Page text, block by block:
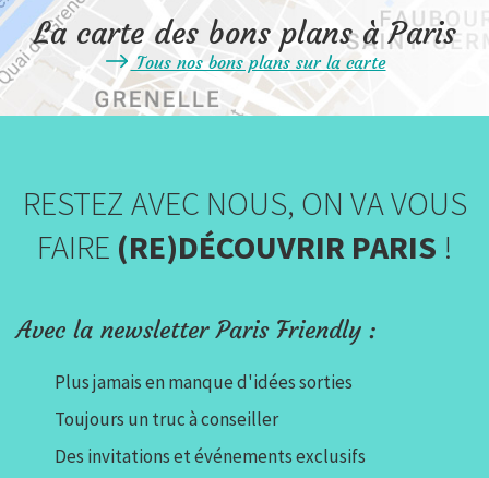
La carte des bons plans à Paris
Tous nos bons plans sur la carte
RESTEZ AVEC NOUS, ON VA VOUS
FAIRE (RE)DÉCOUVRIR PARIS !
Avec la newsletter Paris Friendly :
Plus jamais en manque d'idées sorties
Toujours un truc à conseiller
Des invitations et événements exclusifs